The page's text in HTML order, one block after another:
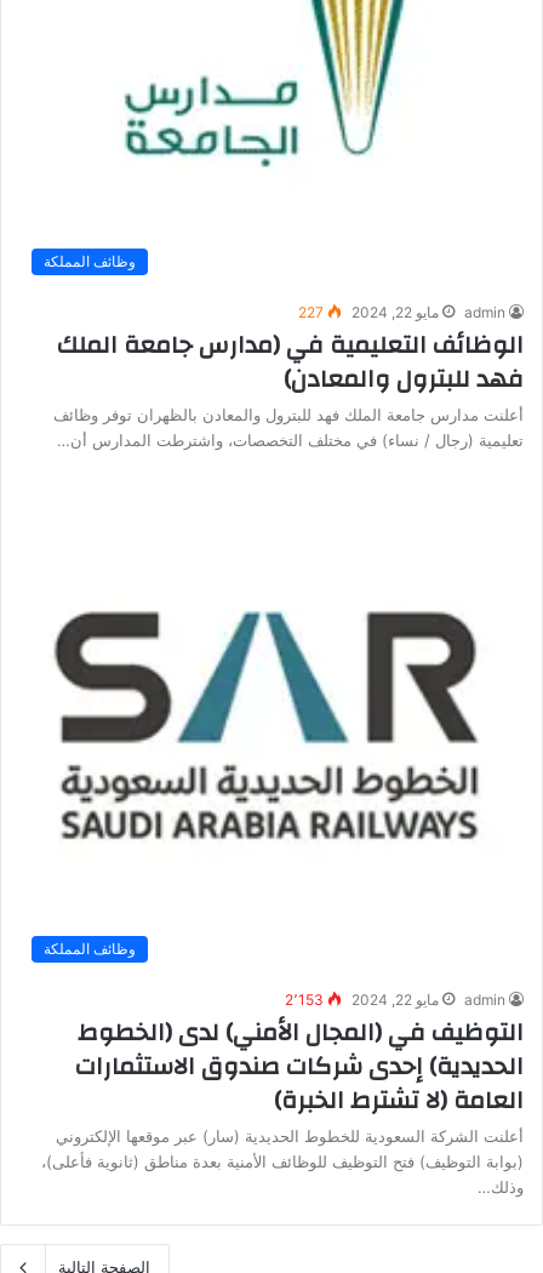
وظائف المملكة
admin مايو 22, 2024 227
الوظائف التعليمية في (مدارس جامعة الملك
فهد للبترول والمعادن)
أعلنت مدارس جامعة الملك فهد للبترول والمعادن بالظهران توفر وظائف
تعليمية (رجال / نساء) في مختلف التخصصات، واشترطت المدارس أن…
وظائف المملكة
admin مايو 22, 2024 2٬153
التوظيف في (المجال الأمني) لدى (الخطوط
الحديدية) إحدى شركات صندوق الاستثمارات
العامة (لا تشترط الخبرة)
أعلنت الشركة السعودية للخطوط الحديدية (سار) عبر موقعها الإلكتروني
(بوابة التوظيف) فتح التوظيف للوظائف الأمنية بعدة مناطق (ثانوية فأعلى)،
وذلك…
الصفحة التالية